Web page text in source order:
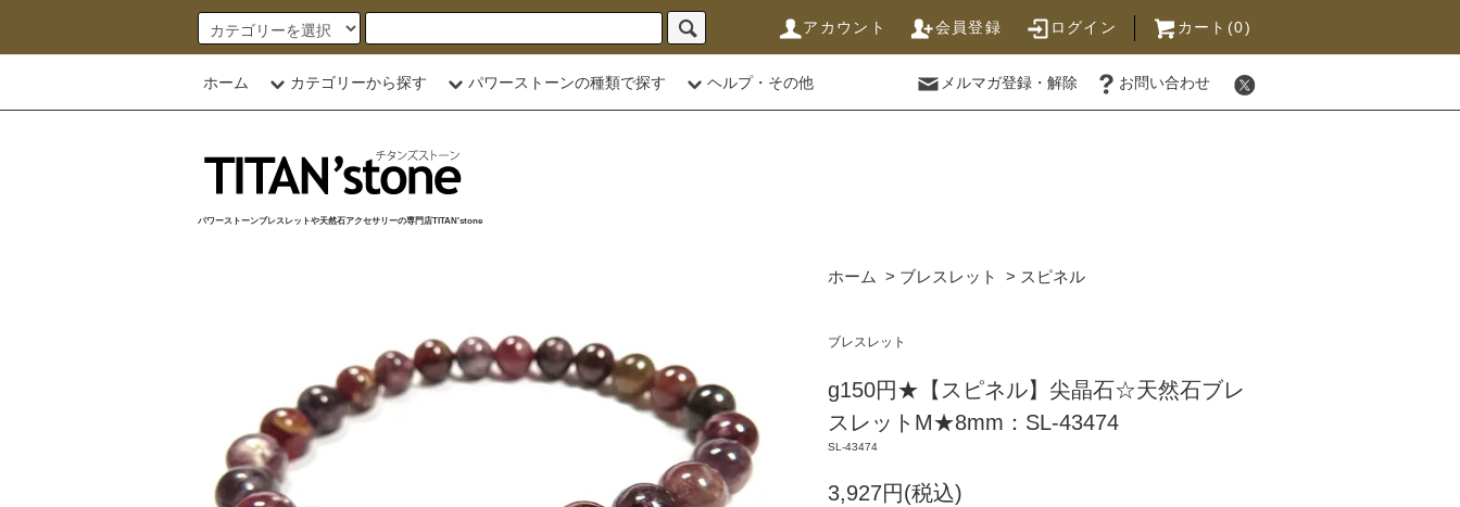
アカウント 会員登録 ログイン カート(0)
ホーム カテゴリーから探す パワーストーンの種類で探す ヘルプ・その他 メルマガ登録・解除 お問い合わせ
パワーストーンブレスレットや天然石アクセサリーの専門店TITAN'stone
ホーム > ブレスレット > スピネル
ブレスレット
g150円★【スピネル】尖晶石☆天然石ブレ
スレットM★8mm：SL-43474
SL-43474
3,927円(税込)